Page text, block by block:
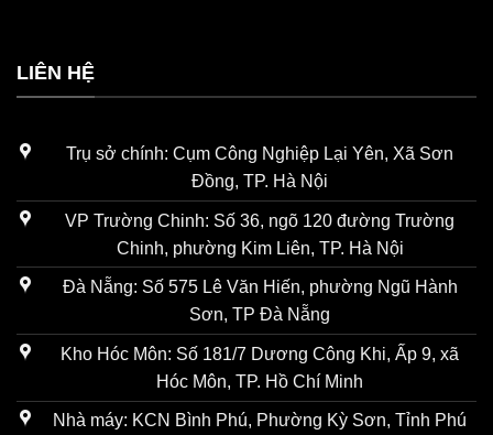
LIÊN HỆ
Trụ sở chính: Cụm Công Nghiệp Lại Yên, Xã Sơn
Đồng, TP. Hà Nội
VP Trường Chinh: Số 36, ngõ 120 đường Trường
Chinh, phường Kim Liên, TP. Hà Nội
Đà Nẵng: Số 575 Lê Văn Hiến, phường Ngũ Hành
Sơn, TP Đà Nẵng
Kho Hóc Môn: Số 181/7 Dương Công Khi, Ấp 9, xã
Hóc Môn, TP. Hồ Chí Minh
Nhà máy: KCN Bình Phú, Phường Kỳ Sơn, Tỉnh Phú